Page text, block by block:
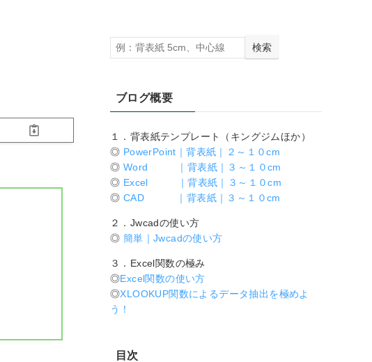
検索
ブログ概要
１．背表紙テンプレート（キングジムほか）
◎ PowerPoint｜背表紙｜２～１０cm
◎ Word ｜背表紙｜３～１０cm
◎ Excel ｜背表紙｜３～１０cm
◎ CAD ｜背表紙｜３～１０cm
２．Jwcadの使い方
◎ 簡単｜Jwcadの使い方
３．Excel関数の極み
◎Excel関数の使い方
◎XLOOKUP関数によるデータ抽出を極めよ
う！
目次